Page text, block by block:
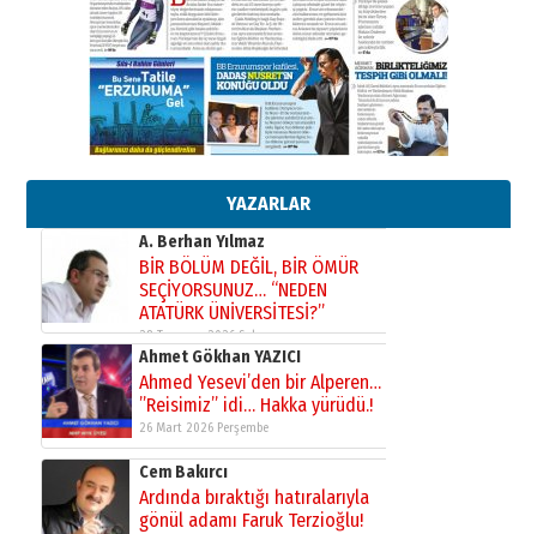
YAZARLAR
Kenan GÜLERCİ
Murat Şahsuvaroğlu ERKON’da
çıtayı yukarı taşırken,
yönetimdekiler aşağı
çekmemeli!
17 Şubat 2026 SalıOrhan BOZKURT
Bir fotoğraf, bir şehir, bir
gazeteci… Dizginler kimin
A. Berhan Yılmaz
BİR BÖLÜM DEĞİL, BİR ÖMÜR
SEÇİYORSUNUZ… “NEDEN
ATATÜRK ÜNİVERSİTESİ?”
28 Temmuz 2026 Salı
Ahmet Gökhan YAZICI
Ahmed Yesevi’den bir Alperen…
”Reisimiz” idi… Hakka yürüdü.!
26 Mart 2026 Perşembe
Cem Bakırcı
Ardında bıraktığı hatıralarıyla
gönül adamı Faruk Terzioğlu!